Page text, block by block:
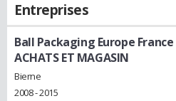
Entreprises
Ball Packaging Europe France
ACHATS ET MAGASIN
Bierne
2008 - 2015